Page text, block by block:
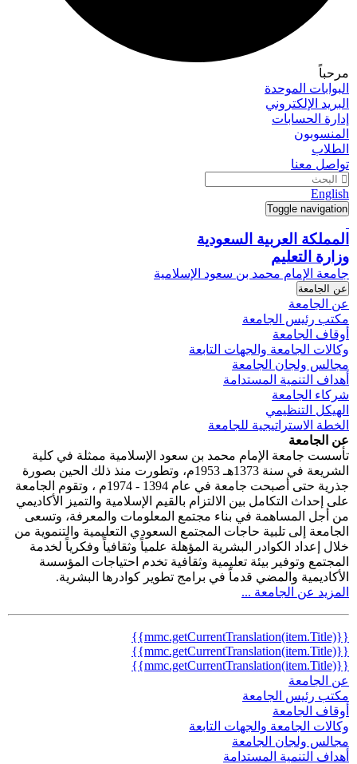
مرحباً
البوابات الموحدة
البريد الإلكتروني
إدارة الحسابات
المنسوبون
الطلاب
تواصل معنا
English
Toggle navigation
المملكة العربية السعودية
وزارة التعليم
جامعة الإمام محمد بن سعود الإسلامية
عن الجامعة
عن الجامعة
مكتب رئيس الجامعة
أوقاف الجامعة
وكالات الجامعة والجهات التابعة
مجالس ولجان الجامعة
أهداف التنمية المستدامة
شركاء الجامعة
الهيكل التنظيمي
الخطة الاستراتيجية للجامعة
عن الجامعة
تأسست جامعة الإمام محمد بن سعود الإسلامية ممثلة في كلية
الشريعة في سنة 1373هـ 1953م، وتطورت منذ ذلك الحين بصورة
جذرية حتى أصبحت جامعة في عام 1394 - 1974م ، وتقوم الجامعة
على إحداث التكامل بين الالتزام بالقيم الإسلامية والتميز الأكاديمي
من أجل المساهمة في بناء مجتمع المعلومات والمعرفة، وتسعى
الجامعة إلى تلبية حاجات المجتمع السعودي التعليمية والتنموية من
خلال إعداد الكوادر البشرية المؤهلة علمياً وثقافياً وفكرياً لخدمة
المجتمع وتوفير بيئة تعليمية وثقافية تخدم احتياجات المؤسسة
الأكاديمية والمضي قدماً في برامج تطوير كوادرها البشرية.
المزيد عن الجامعة ...
{{mmc.getCurrentTranslation(item.Title)}}
{{mmc.getCurrentTranslation(item.Title)}}
{{mmc.getCurrentTranslation(item.Title)}}
عن الجامعة
مكتب رئيس الجامعة
أوقاف الجامعة
وكالات الجامعة والجهات التابعة
مجالس ولجان الجامعة
أهداف التنمية المستدامة